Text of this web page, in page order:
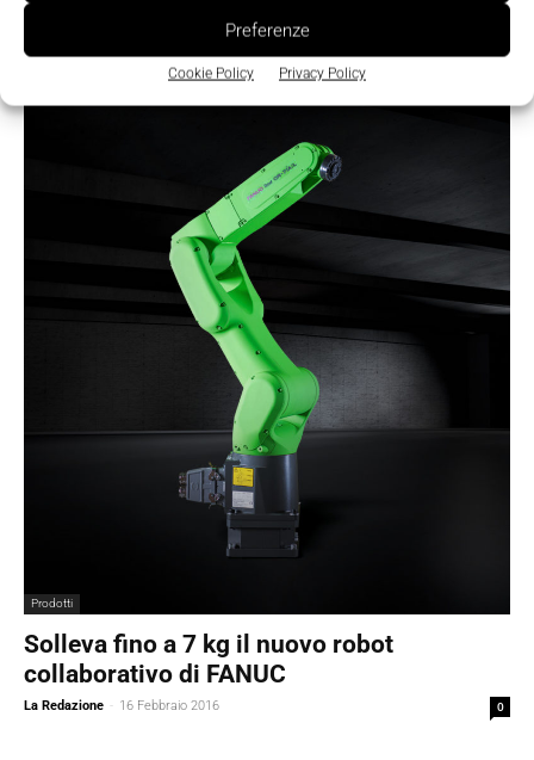
Preferenze
Cookie Policy Privacy Policy
Prodotti
Solleva fino a 7 kg il nuovo robot
collaborativo di FANUC
La Redazione - 16 Febbraio 2016 0